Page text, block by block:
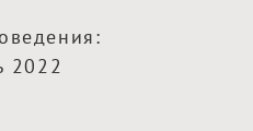
2022